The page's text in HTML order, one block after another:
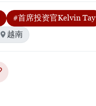
#首席投资官Kelvin Tay
越南